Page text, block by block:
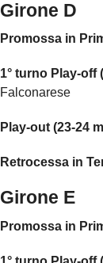
Girone D
Promossa in
1° turno Play-off
Falconarese
Play-out (23-24
Retrocessa in
Girone E
Promossa in